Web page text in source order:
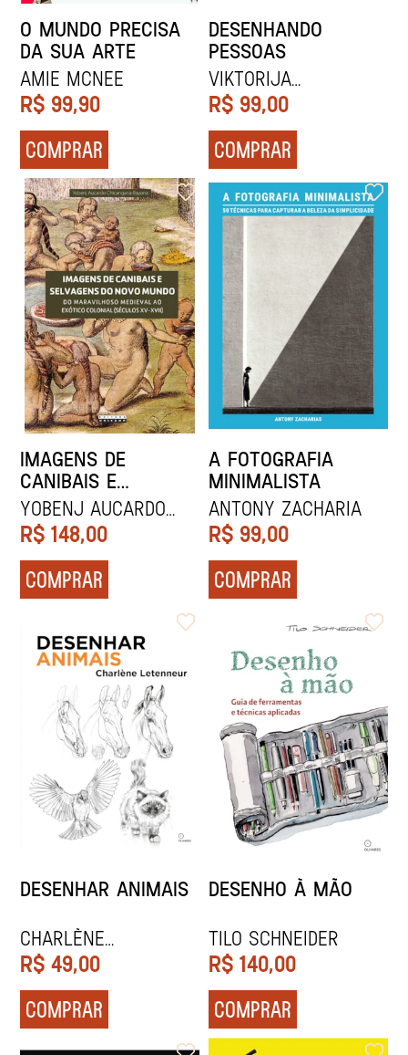
O MUNDO PRECISA
DA SUA ARTE
Amie McNee
R$ 99,90
COMPRAR
DESENHANDO
PESSOAS
Viktorija
Semjonova
R$ 99,00
COMPRAR
IMAGENS DE
CANIBAIS E
SELVAGENS DO
NOVO MUNDO
Yobenj Aucardo
Chicangana Bayona
R$ 148,00
COMPRAR
A FOTOGRAFIA
MINIMALISTA
Antony Zacharia
R$ 99,00
COMPRAR
DESENHAR ANIMAIS
Charlène
Letenneur
R$ 49,00
COMPRAR
DESENHO À MÃO
Tilo Schneider
R$ 140,00
COMPRAR